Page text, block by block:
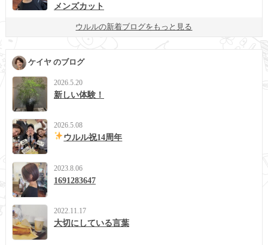
メンズカット
ウルルの新着ブログをもっと見る
ケイヤ のブログ
2026.5.20
新しい体験！
2026.5.08
ウルル祝14周年
2023.8.06
1691283647
2022.11.17
大切にしている言葉